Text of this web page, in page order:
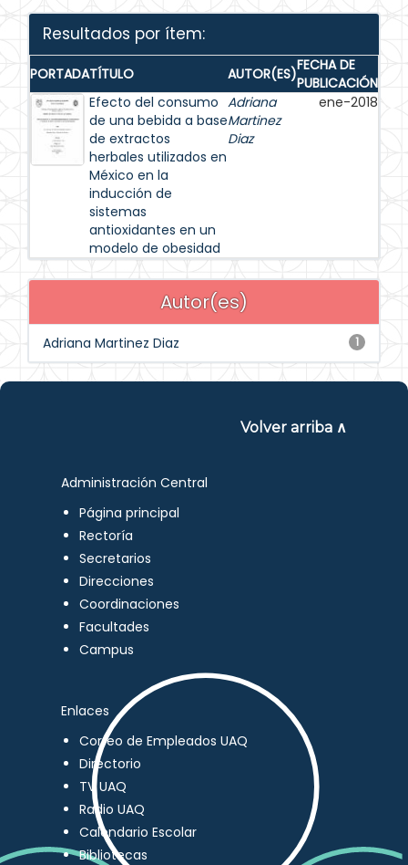
Resultados por ítem:
PORTADATÍTULO AUTOR(ES)FECHA DE
PUBLICACIÓN
Efecto del consumo
de una bebida a base
de extractos
herbales utilizados en
México en la
inducción de
sistemas
antioxidantes en un
modelo de obesidad
Adriana
Martinez
Diaz
ene-2018
Autor(es)
1
Adriana Martinez Diaz
Volver arriba ∧
Administración Central
Página principal
Rectoría
Secretarios
Direcciones
Coordinaciones
Facultades
Campus
Enlaces
Correo de Empleados UAQ
Directorio
TV UAQ
Radio UAQ
Calendario Escolar
Bibliotecas